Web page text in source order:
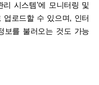
시스템’에 모니터링 및
로드할 수 있으며, 인터
보를 불러오는 것도 가능